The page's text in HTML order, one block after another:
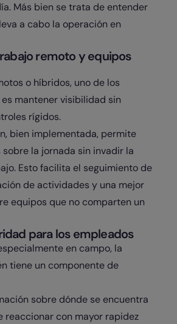
Más bien se trata de entender
a cabo la operación en
remoto y equipos
o híbridos, uno de los
mantener visibilidad sin
rígidos.
bien implementada, permite
la jornada sin invadir la
Esto facilita el seguimiento de
de actividades y una mejor
equipos que no comparten un
para los empleados
en campo, la
tiene un componente de
sobre dónde se encuentra
reaccionar con mayor rapidez